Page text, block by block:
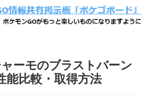
ーモのブラストバーン
能比較・取得方法